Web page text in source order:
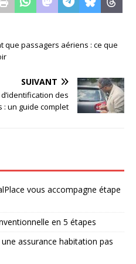
que passagers aériens : ce que
SUIVANT
des
: un guide complet
vous accompagne étape
en 5 étapes
assurance habitation pas